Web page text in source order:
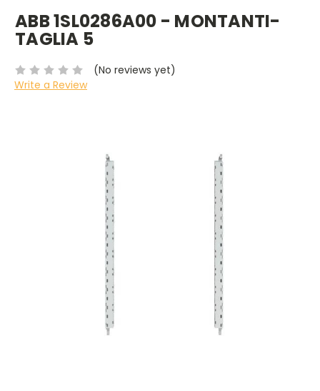
ABB 1SL0286A00 - MONTANTI-
TAGLIA 5
(No reviews yet)
Write a Review